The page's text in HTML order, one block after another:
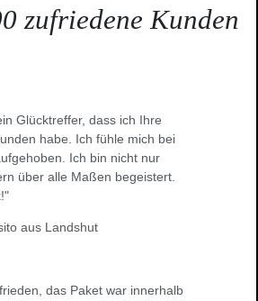
zufriedene Kunden
Glücktreffer, dass ich Ihre
habe. Ich fühle mich bei
Ich bin nicht nur
über alle Maßen begeistert.
aus Landshut
das Paket war innerhalb